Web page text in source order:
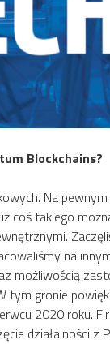
Blockchains?
Na
coś takiego
na
możliwością
gronie
2020 roku.
działalności